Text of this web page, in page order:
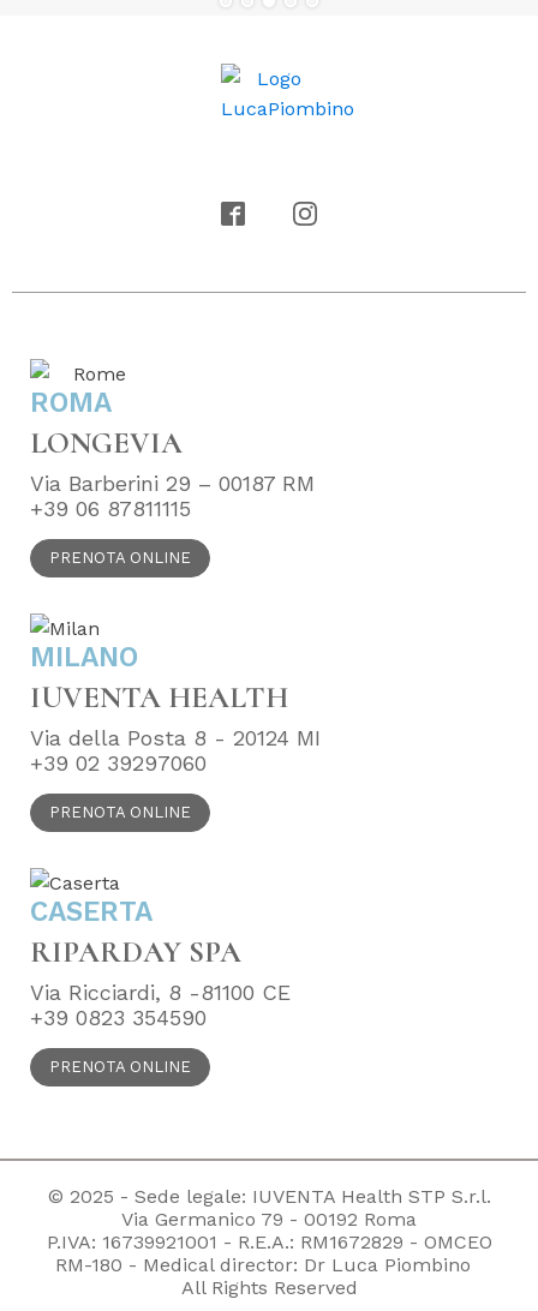
ROMA
LONGEVIA
Via Barberini 29 – 00187 RM
+39 06 87811115
PRENOTA ONLINE
MILANO
IUVENTA HEALTH
Via della Posta 8 - 20124 MI
+39 02 39297060
PRENOTA ONLINE
CASERTA
RIPARDAY SPA
Via Ricciardi, 8 -81100 CE
+39 0823 354590
PRENOTA ONLINE
© 2025 - Sede legale: IUVENTA Health STP S.r.l.
Via Germanico 79 - 00192 Roma
P.IVA: 16739921001 - R.E.A.: RM1672829 - OMCEO
RM-180 - Medical director: Dr Luca Piombino
All Rights Reserved